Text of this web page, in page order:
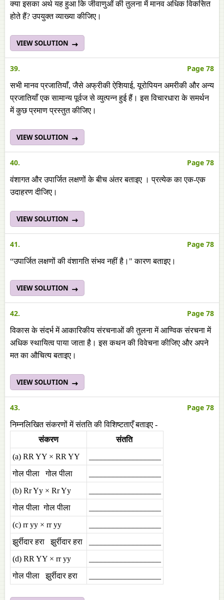
क्या इसका अर्थ यह हुआ कि जीवाणुओं की तुलना में मानव अधिक विकसित
होते हैं? उपयुक्त व्याख्या कीजिए।
VIEW SOLUTION
39. Page 78
सभी मानव प्रजातियाँ, जैसे अफ्रीकी ऐशियाई, यूरोपियन अमरीकी और अन्य
प्रजातियाँ एक सामान्य पूर्वज से व्युत्पन्न हुई हैं। इस विचारधारा के समर्थन
में कुछ प्रमाण प्रस्तुत कीजिए।
VIEW SOLUTION
40. Page 78
वंशागत और उपार्जित लक्षणों के बीच अंतर बताइए । प्रत्येक का एक-एक
उदाहरण दीजिए।
VIEW SOLUTION
41. Page 78
“उपार्जित लक्षणों की वंशागति संभव नहीं है।" कारण बताइए।
VIEW SOLUTION
42. Page 78
विकास के संदर्भ में आकारिकीय संरचनाओं की तुलना में आण्विक संरचना में
अधिक स्थायित्व पाया जाता है। इस कथन की विवेचना कीजिए और अपने
मत का औचित्य बताइए।
VIEW SOLUTION
43. Page 78
निम्नलिखित संकरणों में संतति की विशिष्टताएँ बताइए -
संकरण
संतति
(a) RR YY × RR YY
गोल पीला गोल पीला
(b) Rr Yy × Rr Yy
गोल पीला गोल पीला
(c) rr yy × rr yy
झुर्रीदार हरा झुर्रीदार हरा
(d) RR YY × rr yy
गोल पीला झुर्रीदार हरा